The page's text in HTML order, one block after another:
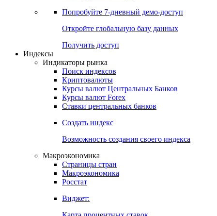
Попробуйте 7-дневный демо-доступ
Откройте глобальную базу данных
Получить доступ
Индексы
Индикаторы рынка
Поиск индексов
Криптовалюты
Курсы валют Центральных Банков
Курсы валют Forex
Ставки центральных банков
Создать индекс
Возможность создания своего индекса
Макроэкономика
Страницы стран
Макроэкономика
Росстат
Виджет: